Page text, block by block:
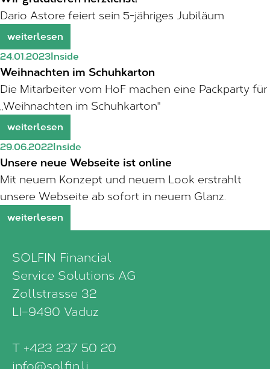
Dario Astore feiert sein 5-jähriges Jubiläum
weiterlesen
24.01.2023Inside
Weihnachten im Schuhkarton
Die Mitarbeiter vom HoF machen eine Packparty für
„Weihnachten im Schuhkarton"
weiterlesen
29.06.2022Inside
Unsere neue Webseite ist online
Mit neuem Konzept und neuem Look erstrahlt
unsere Webseite ab sofort in neuem Glanz.
weiterlesen
SOLFIN Financial
Service Solutions AG
Zollstrasse 32
LI–9490 Vaduz
T +423 237 50 20
info@solfin.li